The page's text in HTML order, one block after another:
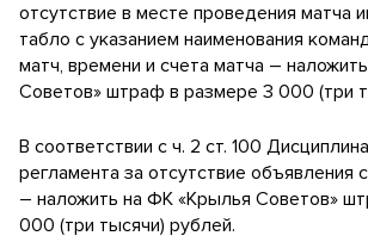
отсутствие в месте проведения матча
табло с указанием наименования
матч, времени и счета матча –
Советов» штраф в размере 3 000 (три
В соответствии с ч. 2 ст. 100
регламента за отсутствие объявления
– наложить на ФК «Крылья Советов»
000 (три тысячи) рублей.